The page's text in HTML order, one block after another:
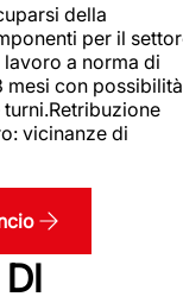
della
per il
a norma di
mesi con possibilità
vicinanze di